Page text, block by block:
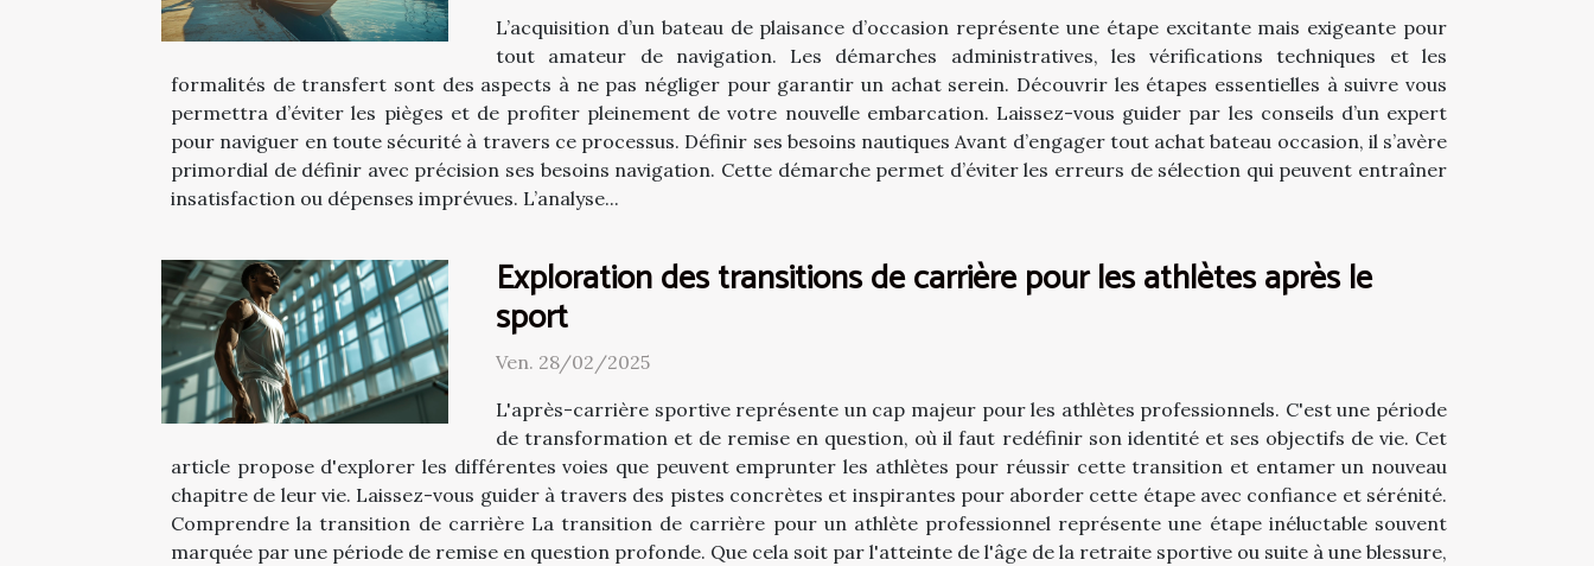
L’acquisition d’un bateau de plaisance d’occasion représente une étape excitante mais exigeante pour
tout amateur de navigation. Les démarches administratives, les vérifications techniques et les
formalités de transfert sont des aspects à ne pas négliger pour garantir un achat serein. Découvrir les étapes essentielles à suivre vous
permettra d’éviter les pièges et de profiter pleinement de votre nouvelle embarcation. Laissez-vous guider par les conseils d’un expert
pour naviguer en toute sécurité à travers ce processus. Définir ses besoins nautiques Avant d’engager tout achat bateau occasion, il s’avère
primordial de définir avec précision ses besoins navigation. Cette démarche permet d’éviter les erreurs de sélection qui peuvent entraîner
insatisfaction ou dépenses imprévues. L’analyse...
Exploration des transitions de carrière pour les athlètes après le
sport
Ven. 28/02/2025
L'après-carrière sportive représente un cap majeur pour les athlètes professionnels. C'est une période
de transformation et de remise en question, où il faut redéfinir son identité et ses objectifs de vie. Cet
article propose d'explorer les différentes voies que peuvent emprunter les athlètes pour réussir cette transition et entamer un nouveau
chapitre de leur vie. Laissez-vous guider à travers des pistes concrètes et inspirantes pour aborder cette étape avec confiance et sérénité.
Comprendre la transition de carrière La transition de carrière pour un athlète professionnel représente une étape inéluctable souvent
marquée par une période de remise en question profonde. Que cela soit par l'atteinte de l'âge de la retraite sportive ou suite à une blessure,